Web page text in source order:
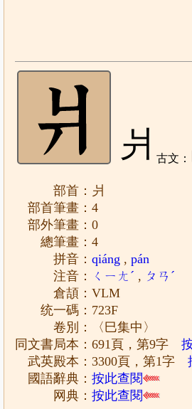
爿 古文：
部首：爿
部首筆畫：4
部外筆畫：0
總筆畫：4
拼音：qiáng ,pán
注音：
ㄑㄧㄤˊ , ㄆㄢˊ
倉頡：VLM
统一碼：723F
卷別：〈巳集中〉
同文書局本：691頁，第9字
武英殿本：3300頁，第1字
國語辭典：按此查閱
网典：按此查閱